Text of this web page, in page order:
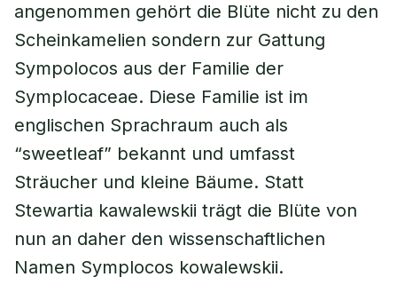
angenommen gehört die Blüte nicht zu den
Scheinkamelien sondern zur Gattung
Sympolocos aus der Familie der
Symplocaceae. Diese Familie ist im
englischen Sprachraum auch als
“sweetleaf” bekannt und umfasst
Sträucher und kleine Bäume. Statt
Stewartia kawalewskii trägt die Blüte von
nun an daher den wissenschaftlichen
Namen Symplocos kowalewskii.